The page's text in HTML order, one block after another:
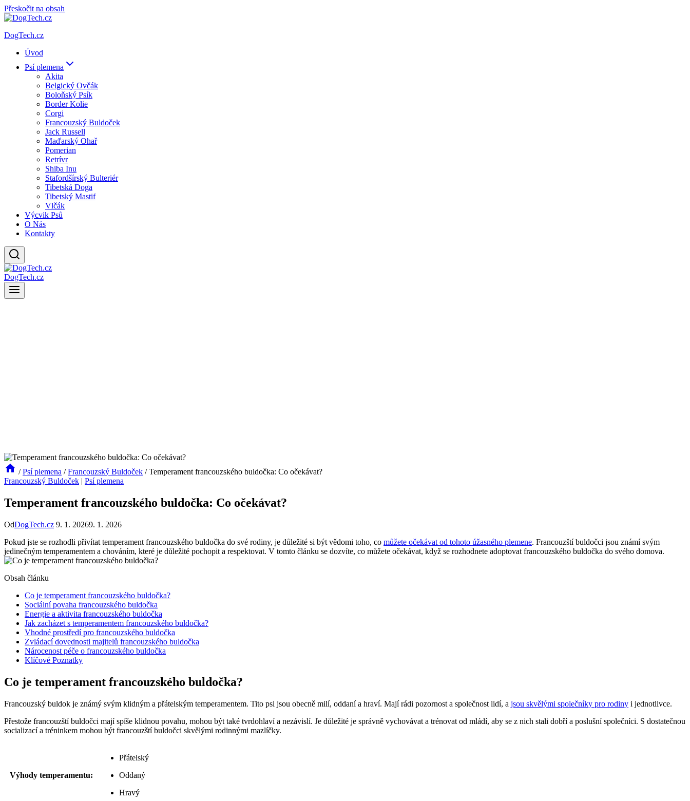
Přeskočit na obsah
DogTech.cz
Úvod
Psí plemena
Akita
Belgický Ovčák
Boloňský Psík
Border Kolie
Corgi
Francouzský Buldoček
Jack Russell
Maďarský Ohař
Pomerian
Retrívr
Shiba Inu
Stafordšírský Bulteriér
Tibetská Doga
Tibetský Mastif
Vlčák
Výcvik Psů
O Nás
Kontakty
DogTech.cz
/ Psí plemena / Francouzský Buldoček / Temperament francouzského buldočka: Co očekávat?
Francouzský Buldoček | Psí plemena
Temperament francouzského buldočka: Co očekávat?
OdDogTech.cz 9. 1. 20269. 1. 2026
Pokud jste se rozhodli přivítat temperament francouzského buldočka do své rodiny, je důležité si být vědomi toho, co můžete očekávat od tohoto úžasného plemene. Francouzští buldočci jsou známí svým
jedinečným temperamentem a chováním, které je důležité pochopit a respektovat. V tomto článku se dozvíte, co můžete očekávat, když se rozhodnete adoptovat francouzského buldočka do svého domova.
Obsah článku
Co je temperament francouzského buldočka?
Sociální povaha francouzského buldočka
Energie a aktivita francouzského buldočka
Jak zacházet s temperamentem francouzského buldočka?
Vhodné prostředí pro francouzského buldočka
Zvládací dovednosti majitelů francouzského buldočka
Nárocenost péče o francouzského buldočka
Klíčové Poznatky
Co je temperament francouzského buldočka?
Francouzský buldok je známý svým klidným a přátelským temperamentem. Tito psi jsou obecně milí, oddaní a hraví. Mají rádi pozornost a společnost lidí, a jsou skvělými společníky pro rodiny i jednotlivce.
Přestože francouzští buldočci mají spíše klidnou povahu, mohou být také tvrdohlaví a nezávislí. Je důležité je správně vychovávat a trénovat od mládí, aby se z nich stali dobří a poslušní společníci. S dostatečnou
socializací a tréninkem mohou být francouzští buldočci skvělými rodinnými mazlíčky.
Výhody temperamentu:
Přátelský
Oddaný
Hravý